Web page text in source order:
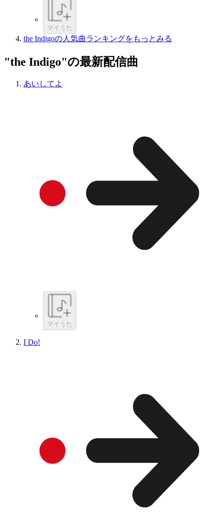
マイうた
the Indigoの人気曲ランキングをもっとみる
"the Indigo"の最新配信曲
あいしてよ
マイうた
I Do!